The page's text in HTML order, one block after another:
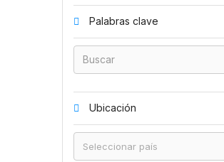
Palabras clave
Ubicación